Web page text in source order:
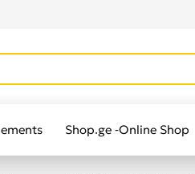
Shop.ge -Online Shop